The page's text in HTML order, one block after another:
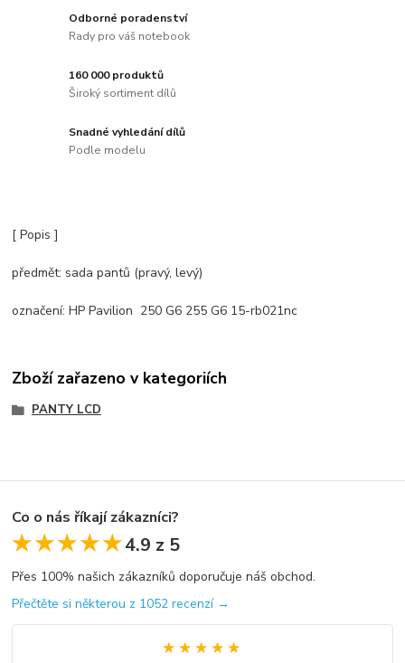
Odborné poradenství
Rady pro váš notebook
160 000 produktů
Široký sortiment dílů
Snadné vyhledání dílů
Podle modelu
[ Popis ]
předmět: sada pantů (pravý, levý)
označení: HP Pavilion 250 G6 255 G6 15-rb021nc
Zboží zařazeno v kategoriích
PANTY LCD
Co o nás říkají zákazníci?
★★★★★
★★★★★4.9 z 5
Přes 100% našich zákazníků doporučuje náš obchod.
Přečtěte si některou z 1052 recenzí →
★★★★★
★★★★★